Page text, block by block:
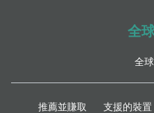
全
全
推薦並賺取 支援的裝置